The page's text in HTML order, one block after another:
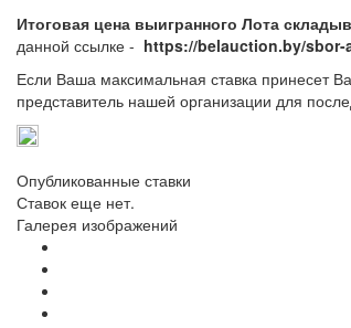
Итоговая цена выигранного Лота
данной ссылке - https://belauction.by/sbor-
Если Ваша максимальная ставка принесет
представитель нашей организации для
Опубликованные ставки
Ставок еще нет.
Галерея изображений